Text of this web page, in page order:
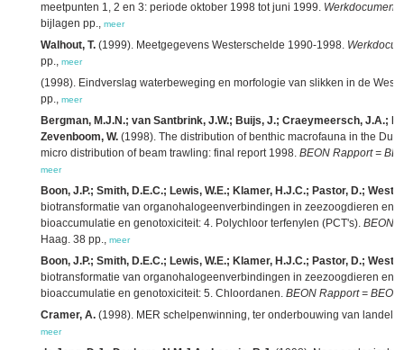
meetpunten 1, 2 en 3: periode oktober 1998 tot juni 1999. Werkdocument
bijlagen pp., meer
Walhout, T. (1999). Meetgegevens Westerschelde 1990-1998.
pp., meer
(1998). Eindverslag waterbeweging en morfologie van slikken in de
pp., meer
Bergman, M.J.N.; van Santbrink, J.W.; Buijs, J.; Craeymeersch, J.A.;
Zevenboom, W. (1998). The distribution of benthic macrofauna in the
micro distribution of beam trawling: final report 1998. BEON Rapport =
meer
Boon, J.P.; Smith, D.E.C.; Lewis, W.E.; Klamer, H.J.C.; Pastor, D.;
biotransformatie van organohalogeenverbindingen in zeezoogdieren en
bioaccumulatie en genotoxiciteit: 4. Polychloor terfenylen (PCT's). BEON
Haag. 38 pp., meer
Boon, J.P.; Smith, D.E.C.; Lewis, W.E.; Klamer, H.J.C.; Pastor, D.;
biotransformatie van organohalogeenverbindingen in zeezoogdieren en
bioaccumulatie en genotoxiciteit: 5. Chloordanen. BEON Rapport =
Cramer, A. (1998). MER schelpenwinning, ter onderbouwing van
meer